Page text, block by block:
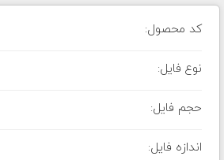
کد محصول:
نوع فایل:
حجم فایل:
اندازه فایل: